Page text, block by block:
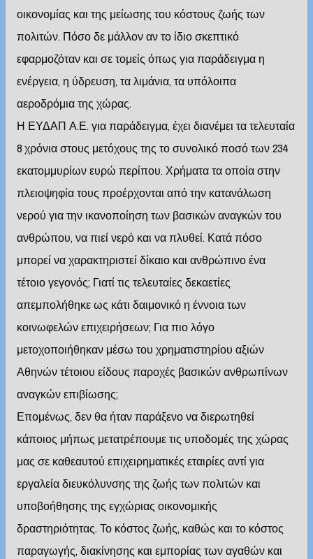
οικονομίας και της μείωσης του κόστους ζωής των
πολιτών. Πόσο δε μάλλον αν το ίδιο σκεπτικό
εφαρμοζόταν και σε τομείς όπως για παράδειγμα η
ενέργεια, η ύδρευση, τα λιμάνια, τα υπόλοιπα
αεροδρόμια της χώρας.
Η ΕΥΔΑΠ Α.Ε. για παράδειγμα, έχει διανέμει τα τελευταία
8 χρόνια στους μετόχους της το συνολικό ποσό των 234
εκατομμυρίων ευρώ περίπου. Χρήματα τα οποία στην
πλειοψηφία τους προέρχονται από την κατανάλωση
νερού για την ικανοποίηση των βασικών αναγκών του
ανθρώπου, να πιεί νερό και να πλυθεί. Κατά πόσο
μπορεί να χαρακτηριστεί δίκαιο και ανθρώπινο ένα
τέτοιο γεγονός; Γιατί τις τελευταίες δεκαετίες
απεμπολήθηκε ως κάτι δαιμονικό η έννοια των
κοινωφελών επιχειρήσεων; Για πιο λόγο
μετοχοποιήθηκαν μέσω του χρηματιστηρίου αξιών
Αθηνών τέτοιου είδους παροχές βασικών ανθρωπίνων
αναγκών επιβίωσης;
Επομένως, δεν θα ήταν παράξενο να διερωτηθεί
κάποιος μήπως μετατρέπουμε τις υποδομές της χώρας
μας σε καθεαυτού επιχειρηματικές εταιρίες αντί για
εργαλεία διευκόλυνσης της ζωής των πολιτών και
υποβοήθησης της εγχώριας οικονομικής
δραστηριότητας. Το κόστος ζωής, καθώς και το κόστος
παραγωγής, διακίνησης και εμπορίας των αγαθών και